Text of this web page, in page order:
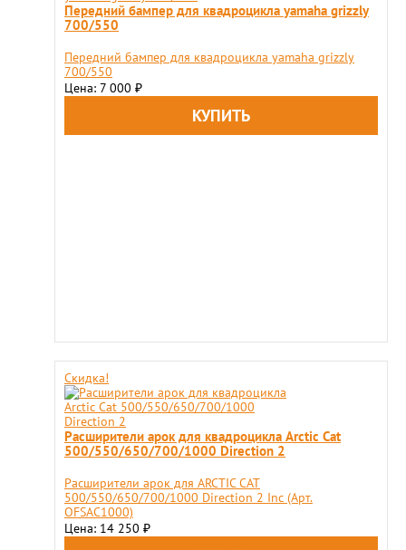
Передний бампер для квадроцикла yamaha grizzly
700/550
Передний бампер для квадроцикла yamaha grizzly
700/550
Цена: 7 000 ₽
Скидка!
Расширители арок для квадроцикла Arctiс Cat
500/550/650/700/1000 Direction 2
Расширители арок для ARCTIС CAT
500/550/650/700/1000 Direction 2 Inc (Арт.
OFSAC1000)
Цена: 14 250 ₽